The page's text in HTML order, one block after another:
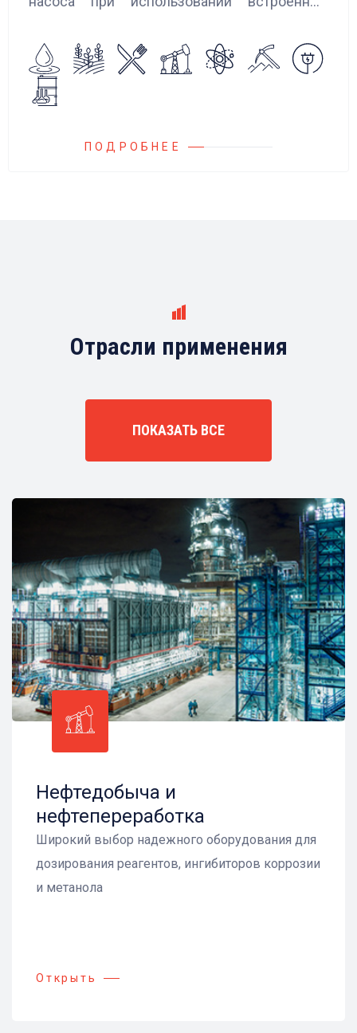
Блок управления Ареоматик совместим с
любыми насосами российских и
иностранных производителей.
ПОДРОБНЕЕ
Отрасли применения
ПОКАЗАТЬ ВСЕ
Нефтедобыча и
нефтепереработка
Широкий выбор надежного оборудования для
дозирования реагентов, ингибиторов коррозии
и метанола
Открыть